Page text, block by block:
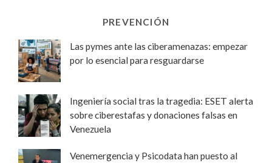
PREVENCIÓN
Las pymes ante las ciberamenazas: empezar
por lo esencial para resguardarse
Ingeniería social tras la tragedia: ESET alerta
sobre ciberestafas y donaciones falsas en
Venezuela
Venemergencia y Psicodata han puesto al